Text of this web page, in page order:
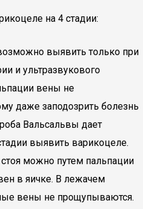
на 4 стадии:
выявить только при
и ультразвукового
вены не
даже заподозрить болезнь
Вальсальвы дает
выявить варикоцеле.
можно путем пальпации
в яичке. В лежачем
вены не прощупываются.